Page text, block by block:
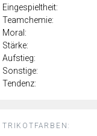
TRIKOTFARBEN:
Eingespieltheit:
Teamchemie:
Moral:
Stärke:
Aufstieg:
Sonstige:
Tendenz: